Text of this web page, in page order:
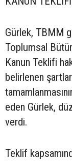
Gürlek, TBMM
Toplumsal
Kanun Teklifi
belirlenen
eden Gürlek,
verdi.
Teklif